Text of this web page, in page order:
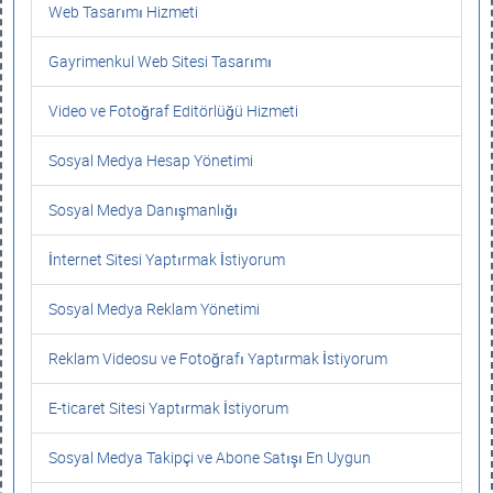
Web Tasarımı Hizmeti
Gayrimenkul Web Sitesi Tasarımı
Video ve Fotoğraf Editörlüğü Hizmeti
Sosyal Medya Hesap Yönetimi
Sosyal Medya Danışmanlığı
İnternet Sitesi Yaptırmak İstiyorum
Sosyal Medya Reklam Yönetimi
Reklam Videosu ve Fotoğrafı Yaptırmak İstiyorum
E-ticaret Sitesi Yaptırmak İstiyorum
Sosyal Medya Takipçi ve Abone Satışı En Uygun